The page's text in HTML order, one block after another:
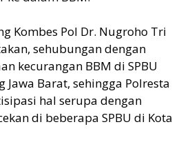
Kombes Pol Dr. Nugroho Tri
sehubungan dengan
kecurangan BBM di SPBU
Jawa Barat, sehingga Polresta
hal serupa dengan
di beberapa SPBU di Kota